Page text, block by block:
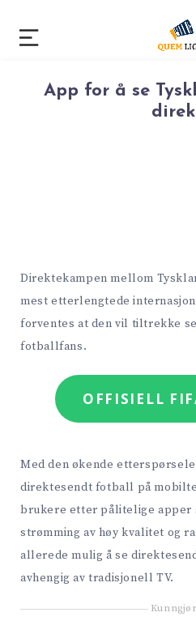
App for å se
Direktekampen mellom
mest etterlengtede
forventes at den vil tiltrekke
fotballfans.
OFFISIELL
Med den økende
direktesendt fotball på
brukere etter pålitelige apper
strømming av høy kvalitet og
allerede mulig å se
avhengig av tradisjonell TV.